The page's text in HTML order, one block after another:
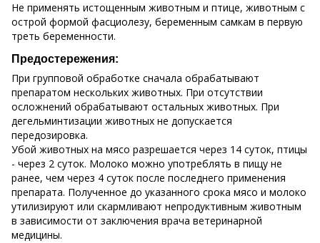
Не применять истощенным животным и птице, животным с
острой формой фасциолезу, беременным самкам в первую
треть беременности.
Предостережения:
При групповой обработке сначала обрабатывают
препаратом нескольких животных. При отсутствии
осложнений обрабатывают остальных животных. При
дегельминтизации животных не допускается
передозировка.
Убой животных на мясо разрешается через 14 суток, птицы
- через 2 суток. Молоко можно употреблять в пищу не
ранее, чем через 4 суток после последнего применения
препарата. Полученное до указанного срока мясо и молоко
утилизируют или скармливают непродуктивным животным
в зависимости от заключения врача ветеринарной
медицины.